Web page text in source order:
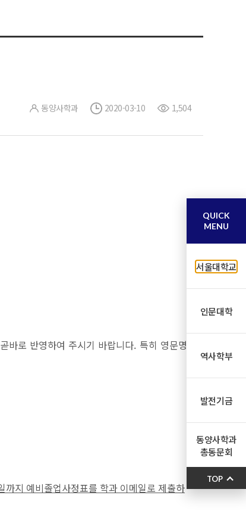
동양사학과 2020-03-10 1,504
바로 반영하여 주시기 바랍니다. 특히 영문명
까지 예비졸업사정표를 학과 이메일로 제출하
QUICK
MENU
서울대학교
인문대학
역사학부
발전기금
동양사학과
총동문회
TOP